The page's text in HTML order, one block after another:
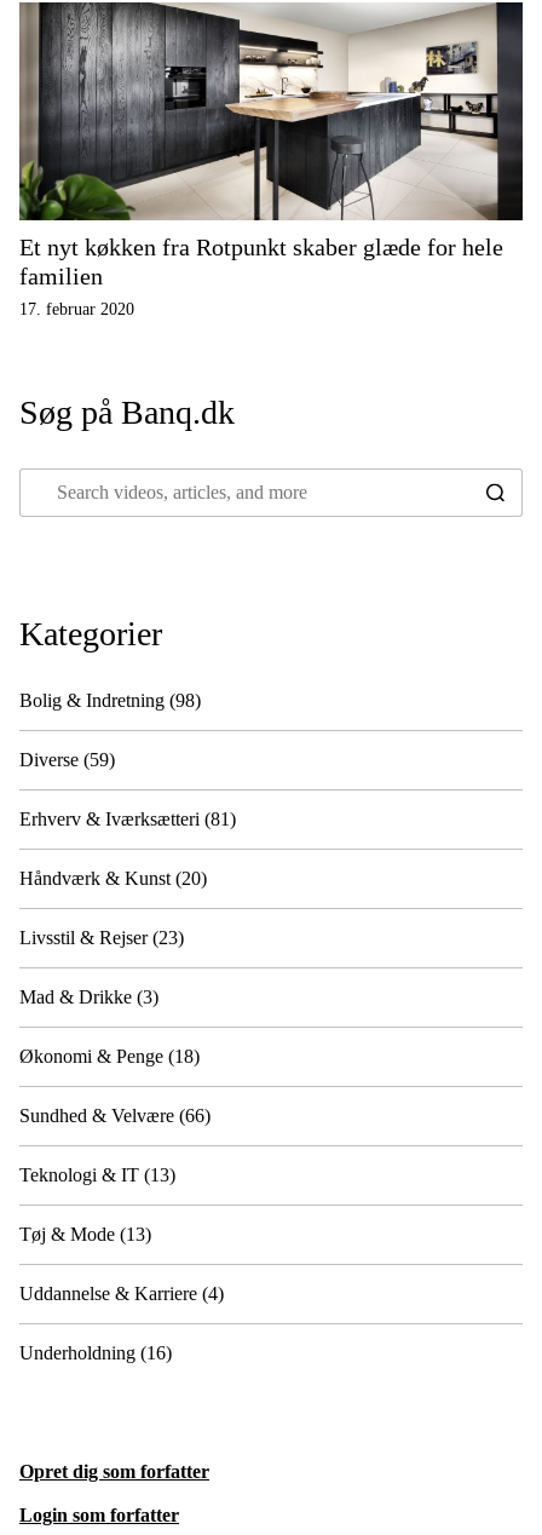
Et nyt køkken fra Rotpunkt skaber glæde for hele
familien
17. februar 2020
Søg på Banq.dk
Kategorier
Bolig & Indretning (98)
Diverse (59)
Erhverv & Iværksætteri (81)
Håndværk & Kunst (20)
Livsstil & Rejser(23)
Mad & Drikke (3)
Økonomi & Penge (18)
Sundhed & Velvære (66)
Teknologi & IT (13)
Tøj & Mode (13)
Uddannelse & Karriere (4)
Underholdning (16)
Opret dig som forfatter
Login som forfatter